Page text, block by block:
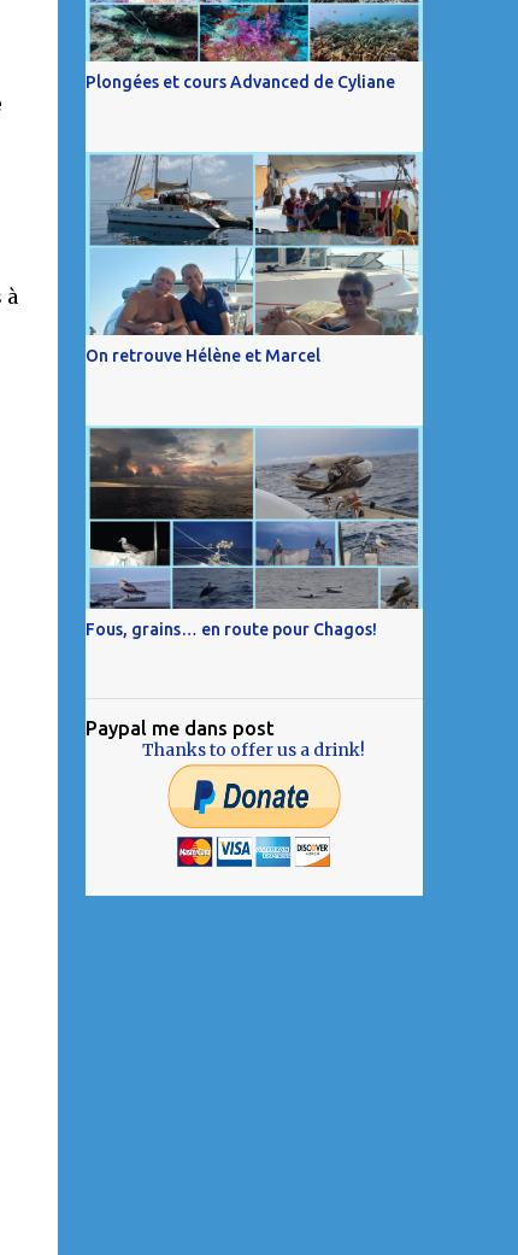
à
Plongées et cours Advanced de Cyliane
On retrouve Hélène et Marcel
Fous, grains… en route pour Chagos!
Paypal me dans post
Thanks to offer us a drink!